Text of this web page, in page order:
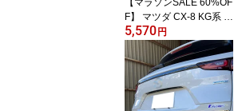
【マラソンSALE 60%OF
F】 マツダ CX-8 KG系 2
022年11月〜 フロントバ
ンパーカバー プロテクタ
ー ガーニッシュ 傷付き
防止 保護 SUS304ステン
レス製 鏡面仕上げ カス
タム パーツ アクセサリ
5,570 円